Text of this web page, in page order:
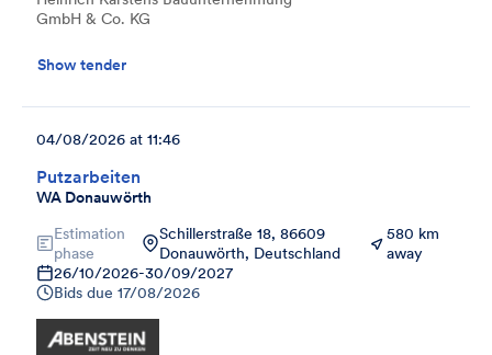
GmbH & Co. KG
Show tender
Putzarbeiten
WA Donauwörth
04/08/2026 at 11:46
Estimation
phase
Schillerstraße 18, 86609
Donauwörth, Deutschland
580 km
away
26/10/2026-30/09/2027
Bids due 17/08/2026